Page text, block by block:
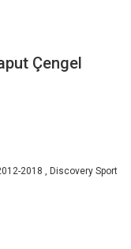
Çengel
2018 ,Discovery Sport